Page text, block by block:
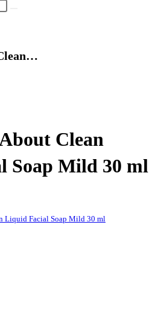
Clean
Soap Mild 30 ml
Liquid Facial Soap Mild 30 ml